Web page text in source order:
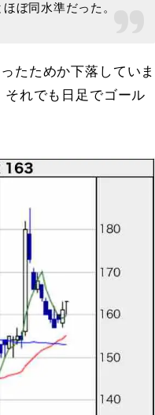
ぼ同水準だった。
たためか下落していま
れでも日足でゴール